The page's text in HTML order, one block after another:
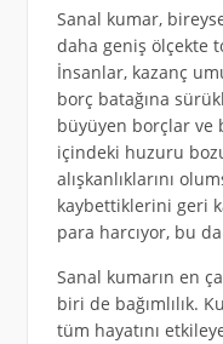
Sanal kumar,
daha geniş ölçekte
İnsanlar, kazanç
borç batağına
büyüyen borçlar ve
içindeki huzuru
alışkanlıklarını
kaybettiklerini geri
para harcıyor, bu
Sanal kumarın en
biri de bağımlılık.
tüm hayatını